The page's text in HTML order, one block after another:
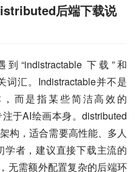
后端下载说
“indistractable 下载”和
词汇。Indistractable并不是
，而是指某些简洁高效的
于AI绘画本身。distributed
构，适合需要高性能、多人
者，建议直接下载主流的
无需额外配置复杂的后端环